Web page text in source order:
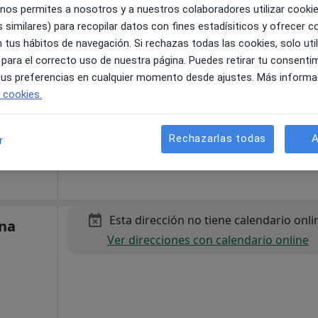
Esta dirección no tiene calendario
Ver direcciones con calendario online
permites a nosotros y a nuestros colaboradores utilizar
similares) para recopilar datos con fines estadísiticos y ofrecer
tus hábitos de navegación. Si rechazas todas las cookies, solo
el correcto uso de nuestra página. Puedes retirar tu
preferencias en cualquier momento desde ajustes. Más
Rechazarlas todas